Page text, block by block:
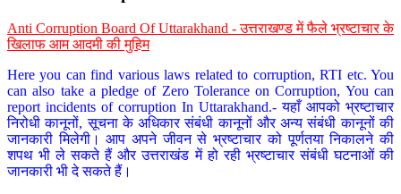
Anti Corruption Board Of Uttarakhand - उत्तराखण्ड में फैले भ्रष्टाचार के
खिलाफ आम आदमी की मुहिम
Here you can find various laws related to corruption, RTI etc. You
can also take a pledge of Zero Tolerance on Corruption, You can
report incidents of corruption In Uttarakhand.- यहाँ आपको भ्रष्टाचार
निरोधी कानूनों, सूचना के अधिकार संबंधी कानूनों और अन्य संबंधी कानूनों की
जानकारी मिलेगी। आप अपने जीवन से भ्रष्टाचार को पूर्णतया निकालने की
शपथ भी ले सकते हैं और उत्तराखंड में हो रही भ्रष्टाचार संबंधी घटनाओं की
जानकारी भी दे सकते हैं।